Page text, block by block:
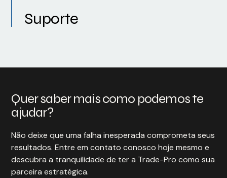
Suporte
Quer saber mais como podemos te
ajudar?
Não deixe que uma falha inesperada comprometa seus
resultados. Entre em contato conosco hoje mesmo e
descubra a tranquilidade de ter a Trade-Pro como sua
parceira estratégica.